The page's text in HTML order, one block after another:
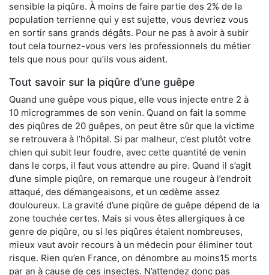
sensible la piqûre. À moins de faire partie des 2% de la
population terrienne qui y est sujette, vous devriez vous
en sortir sans grands dégâts. Pour ne pas à avoir à subir
tout cela tournez-vous vers les professionnels du métier
tels que nous pour qu’ils vous aident.
Tout savoir sur la piqûre d’une guêpe
Quand une guêpe vous pique, elle vous injecte entre 2 à
10 microgrammes de son venin. Quand on fait la somme
des piqûres de 20 guêpes, on peut être sûr que la victime
se retrouvera à l’hôpital. Si par malheur, c’est plutôt votre
chien qui subit leur foudre, avec cette quantité de venin
dans le corps, il faut vous attendre au pire. Quand il s’agit
d’une simple piqûre, on remarque une rougeur à l’endroit
attaqué, des démangeaisons, et un œdème assez
douloureux. La gravité d’une piqûre de guêpe dépend de la
zone touchée certes. Mais si vous êtes allergiques à ce
genre de piqûre, ou si les piqûres étaient nombreuses,
mieux vaut avoir recours à un médecin pour éliminer tout
risque. Rien qu’en France, on dénombre au moins15 morts
par an à cause de ces insectes. N’attendez donc pas